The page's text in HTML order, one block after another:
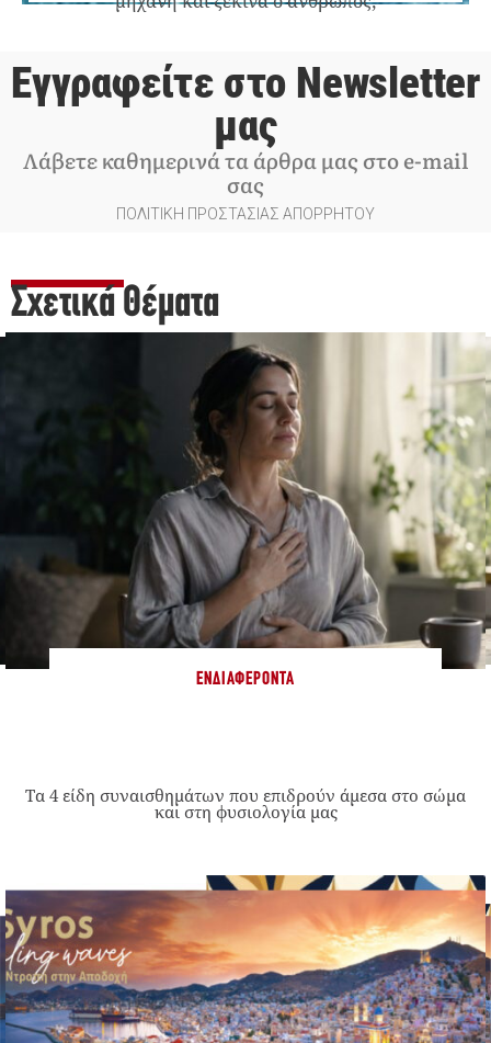
Εγγραφείτε στο Newsletter
μας
Λάβετε καθημερινά τα άρθρα μας στο e-mail
σας
ΠΟΛΙΤΙΚΗ ΠΡΟΣΤΑΣΙΑΣ ΑΠΟΡΡΗΤΟΥ
Σχετικά Θέματα
ΕΝΔΙΑΦΈΡΟΝΤΑ
Τα 4 είδη συναισθημάτων που επιδρούν άμεσα στο σώμα
και στη φυσιολογία μας